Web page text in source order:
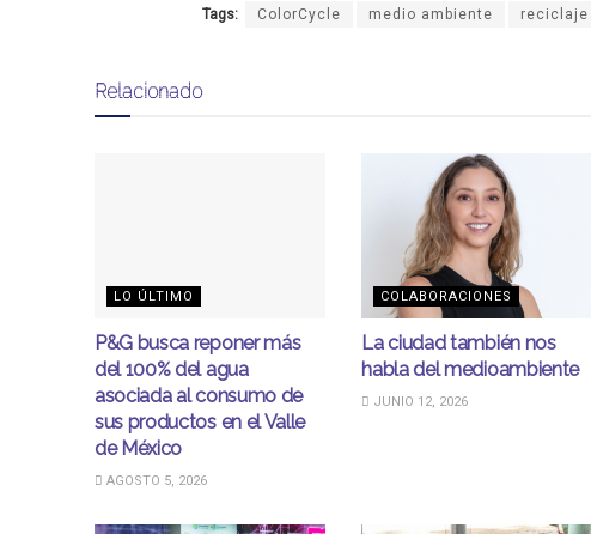
Tags: ColorCycle medio ambiente reciclaje
Relacionado
LO ÚLTIMO
P&G busca reponer más
del 100% del agua
asociada al consumo de
sus productos en el Valle
de México
AGOSTO 5, 2026
COLABORACIONES
La ciudad también nos
habla del medioambiente
JUNIO 12, 2026